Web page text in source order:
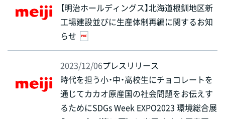
【明治ホールディングス】北海道根釧地区新
工場建設並びに生産体制再編に関するお知
らせ
2023/12/06プレスリリース
時代を担う小・中・高校生にチョコレートを
通じてカカオ原産国の社会問題をお伝えす
るためにSDGs Week EXPO2023 環境総合展